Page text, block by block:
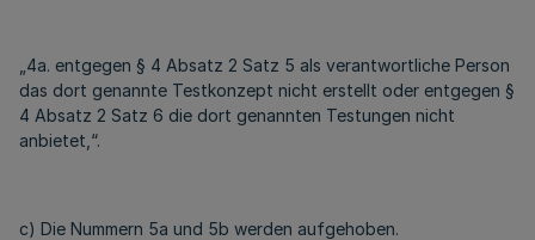
„4a. entgegen § 4 Absatz 2 Satz 5 als verantwortliche Person
das dort genannte Testkonzept nicht erstellt oder entgegen §
4 Absatz 2 Satz 6 die dort genannten Testungen nicht
anbietet,“.
c) Die Nummern 5a und 5b werden aufgehoben.